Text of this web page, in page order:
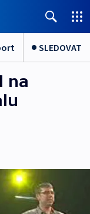
SLEDOVAT
na